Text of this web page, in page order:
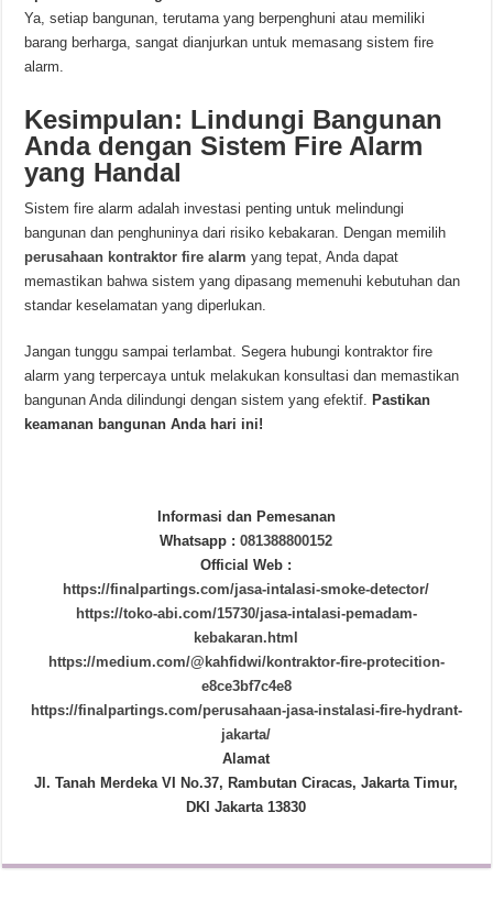
Ya, setiap bangunan, terutama yang berpenghuni atau memiliki
barang berharga, sangat dianjurkan untuk memasang sistem fire
alarm.
Kesimpulan: Lindungi Bangunan
Anda dengan Sistem Fire Alarm
yang Handal
Sistem fire alarm adalah investasi penting untuk melindungi
bangunan dan penghuninya dari risiko kebakaran. Dengan memilih
perusahaan kontraktor fire alarm yang tepat, Anda dapat
memastikan bahwa sistem yang dipasang memenuhi kebutuhan dan
standar keselamatan yang diperlukan.
Jangan tunggu sampai terlambat. Segera hubungi kontraktor fire
alarm yang terpercaya untuk melakukan konsultasi dan memastikan
bangunan Anda dilindungi dengan sistem yang efektif. Pastikan
keamanan bangunan Anda hari ini!
Informasi dan Pemesanan
Whatsapp :081388800152
Official Web :
https://finalpartings.com/jasa-intalasi-smoke-detector/
https://toko-abi.com/15730/jasa-intalasi-pemadam-
kebakaran.html
https://medium.com/@kahfidwi/kontraktor-fire-protecition-
e8ce3bf7c4e8
https://finalpartings.com/perusahaan-jasa-instalasi-fire-hydrant-
jakarta/
Alamat
Jl. Tanah Merdeka VI No.37, Rambutan Ciracas, Jakarta Timur,
DKI Jakarta 13830